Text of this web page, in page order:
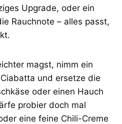
Upgrade, oder ein
Rauchnote – alles passt,
magst, nimm ein
und ersetze die
oder einen Hauch
probier doch mal
eine feine Chili-Creme